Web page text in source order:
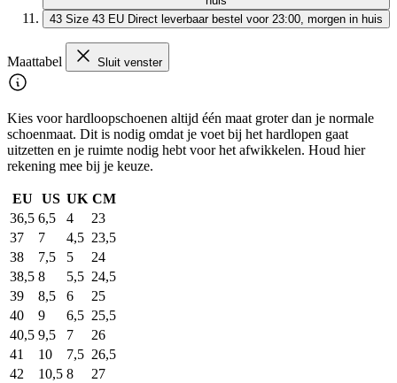
43 Size 43 EU Direct leverbaar bestel voor 23:00, morgen in huis
Maattabel Sluit venster
Kies voor hardloopschoenen altijd één maat groter dan je normale
schoenmaat. Dit is nodig omdat je voet bij het hardlopen gaat
uitzetten en je ruimte nodig hebt voor het afwikkelen. Houd hier
rekening mee bij je keuze.
EU US UK CM
36,5 6,5 4
23
37
7 4,5 23,5
38
7,5 5
24
38,5 8 5,5 24,5
39
8,5 6
25
40
9 6,5 25,5
40,5 9,5 7
26
41
10 7,5 26,5
42
10,5 8
27